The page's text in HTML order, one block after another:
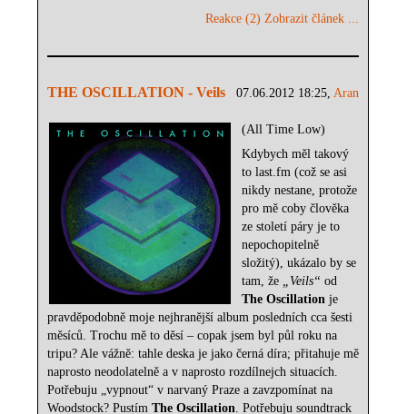
Reakce (2) Zobrazit článek ...
07.06.2012 18:25,Aran
THE OSCILLATION - Veils
(All Time Low)
Kdybych měl takový
to last.fm (což se asi
nikdy nestane, protože
pro mě coby člověka
ze století páry je to
nepochopitelně
složitý), ukázalo by se
tam, že „Veils“ od
The Oscillation je
pravděpodobně moje nejhranější album posledních cca šesti
měsíců. Trochu mě to děsí – copak jsem byl půl roku na
tripu? Ale vážně: tahle deska je jako černá díra; přitahuje mě
naprosto neodolatelně a v naprosto rozdílnejch situacích.
Potřebuju „vypnout“ v narvaný Praze a zavzpomínat na
Woodstock? PustímThe Oscillation. Potřebuju soundtrack